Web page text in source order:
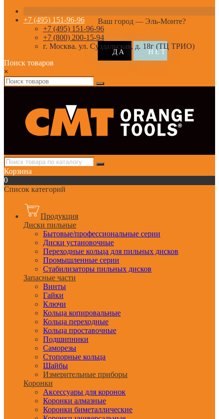
Ваш город — Эль-Монте?
+7 (495) 151-96-96
+7 (495) 151-96-96
+7 (800) 200-15-94
г. Москва. ул. Суздальская, д. 18г (ТЦ ТРИО)
Поиск товаров
×
Корзина
0
Список категорий
Продукция
Диски пильные
Бытовые/профессиональные серии
Диски установочные
Переходные кольца для пильных дисков
Промышленные серии
Стабилизаторы пильных дисков
Запасные части
Винты
Гайки
Ключи
Кольца копировальные
Кольца переходные
Кольца проставочные
Подшипники
Саморезы
Стопорные кольца
Шайбы
Измерительные приборы
Коронки
Аксессуары для коронок
Коронки алмазные
Коронки биметаллические